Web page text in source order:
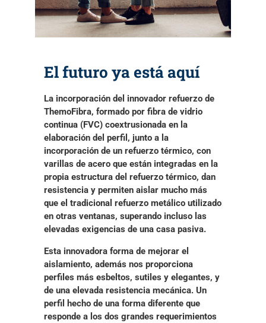
El futuro ya está aquí
La incorporación del innovador refuerzo de
ThemoFibra, formado por fibra de vidrio
continua (FVC) coextrusionada en la
elaboración del perfil, junto a la
incorporación de un refuerzo térmico, con
varillas de acero que están integradas en la
propia estructura del refuerzo térmico, dan
resistencia y permiten aislar mucho más
que el tradicional refuerzo metálico utilizado
en otras ventanas, superando incluso las
elevadas exigencias de una casa pasiva.
Esta innovadora forma de mejorar el
aislamiento, además nos proporciona
perfiles más esbeltos, sutiles y elegantes, y
de una elevada resistencia mecánica. Un
perfil hecho de una forma diferente que
responde a los dos grandes requerimientos